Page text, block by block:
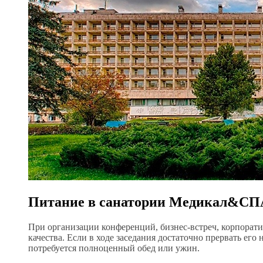
Питание в санатории
При организации конференций, бизнес-встреч,
качества. Если в ходе заседания достаточно прервать
потребуется полноценный обед или ужин.